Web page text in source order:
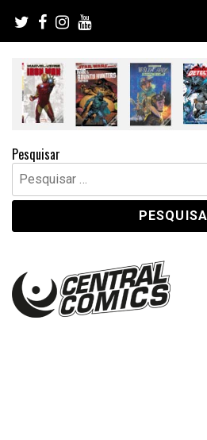
content
Pesquisar
Pesquisar
por: